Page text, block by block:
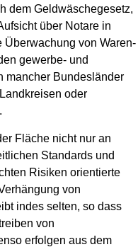
dem Geldwäschegesetz,
über Notare in
von Waren-
gewerbe- und
mancher Bundesländer
oder
Fläche nicht nur an
Standards und
Risiken orientierte
von
indes selten, so dass
von
erfolgen aus dem